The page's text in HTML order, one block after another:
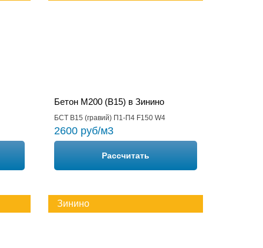
Бетон М200 (B15) в Зинино
БСТ В15 (гравий) П1-П4 F150 W4
2600 руб/м3
Рассчитать
Зинино